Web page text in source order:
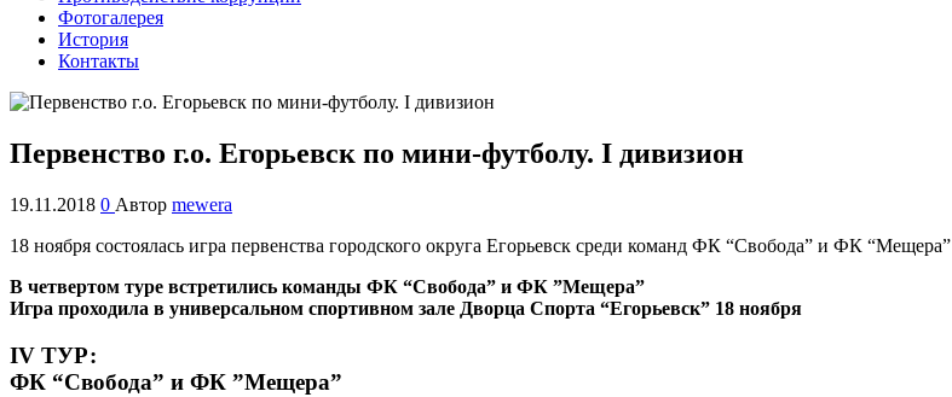
Фотогалерея
История
Контакты
Первенство г.о. Егорьевск по мини-футболу. I дивизион
19.11.2018 0 Автор mewera
18 ноября состоялась игра первенства городского округа Егорьевск среди команд ФК “Свобода” и ФК “Мещера”
В четвертом туре встретились команды ФК “Свобода” и ФК ”Мещера”
Игра проходила в универсальном спортивном зале Дворца Спорта “Егорьевск” 18 ноября
IV ТУР:
ФК “Свобода” и ФК ”Мещера”